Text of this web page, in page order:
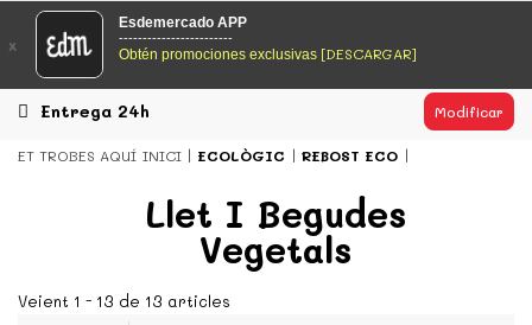
EsDeMercado.com
EsDeMercado.com te lleva a casa los mejores productos de
los mejores mercados de Barcelona y de productores
locales.
EsDeMercado.com
EsDeMercado.com te lleva a casa los mejores productos de
los mejores mercados de Barcelona y de productores
x
Esdemercado APP
------------------------
Obtén promociones exclusivas [DESCARGAR]
Entrega 24h Modificar
ET TROBES AQUÍ INICI ECOLÒGIC REBOST ECO
Llet I Begudes
Vegetals
Veient 1 - 13 de 13 articles